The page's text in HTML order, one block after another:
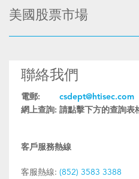
美國股票市場
聯絡我們
電郵:
csdept@htisec.com
網上查詢: 請點擊下方的查詢表
客戶服務熱線
客服熱線: (852) 3583 3388